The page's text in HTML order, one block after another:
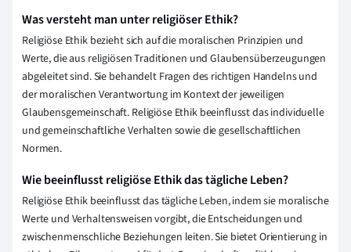
Was versteht man unter religiöser Ethik?
Religiöse Ethik bezieht sich auf die moralischen Prinzipien und
Werte, die aus religiösen Traditionen und Glaubensüberzeugungen
abgeleitet sind. Sie behandelt Fragen des richtigen Handelns und
der moralischen Verantwortung im Kontext der jeweiligen
Glaubensgemeinschaft. Religiöse Ethik beeinflusst das individuelle
und gemeinschaftliche Verhalten sowie die gesellschaftlichen
Normen.
Wie beeinflusst religiöse Ethik das tägliche Leben?
Religiöse Ethik beeinflusst das tägliche Leben, indem sie moralische
Werte und Verhaltensweisen vorgibt, die Entscheidungen und
zwischenmenschliche Beziehungen leiten. Sie bietet Orientierung in